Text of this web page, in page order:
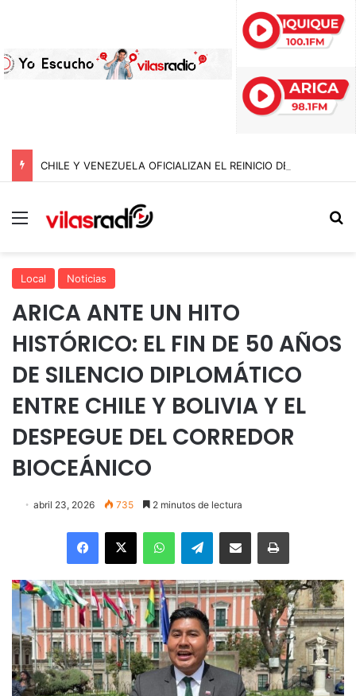
Menú
Local Noticias
ARICA ANTE UN HITO
HISTÓRICO: EL FIN DE 50 AÑOS
DE SILENCIO DIPLOMÁTICO
ENTRE CHILE Y BOLIVIA Y EL
DESPEGUE DEL CORREDOR
BIOCEÁNICO
abril 23, 2026 735 2 minutos de lectura
Facebook
X WhatsAppTelegramEnviar vía email Imprimir